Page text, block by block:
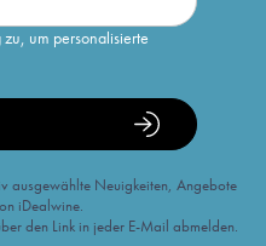
um personalisierte
ausgewählte Neuigkeiten, Angebote
iDealwine.
den Link in jeder E-Mail abmelden.